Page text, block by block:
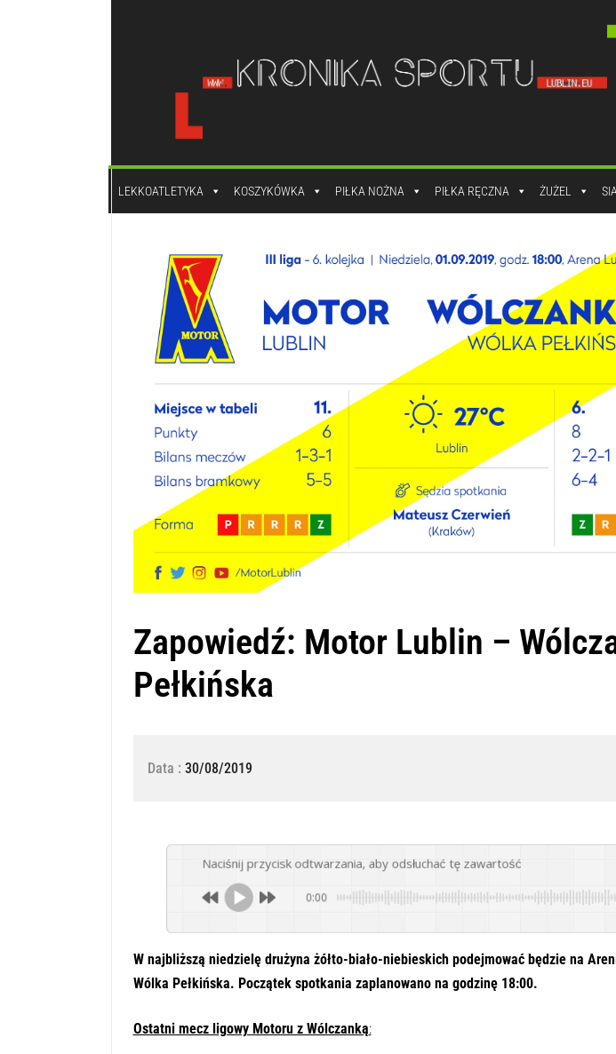
LEKKOATLETYKA KOSZYKÓWKA PIŁKA NOŻNA PIŁKA RĘCZNA ŻUŻEL
Zapowiedź: Motor Lublin –
Pełkińska
Data : 30/08/2019
Naciśnij przycisk odtwarzania, aby odsłuchać tę zawartość
0:00
W najbliższą niedzielę drużyna żółto-biało-niebieskich podejmować będzie na
Wólka Pełkińska. Początek spotkania zaplanowano na godzinę 18:00.
Ostatni mecz ligowy Motoru z Wólczanką: